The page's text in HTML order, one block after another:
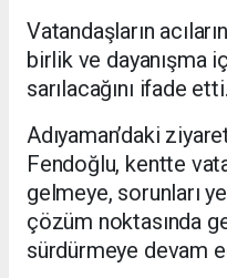
Vatandaşların
birlik ve dayanışma
sarılacağını ifade etti.
Adıyaman’daki
Fendoğlu, kentte
gelmeye, sorunları
çözüm noktasında
sürdürmeye devam